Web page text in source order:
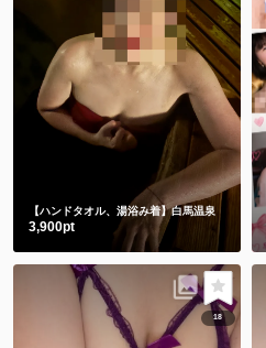
【ハンドタオル、湯浴み着】白馬温泉
3,900pt
18